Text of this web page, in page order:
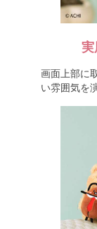
実
画面上部に
い雰囲気を